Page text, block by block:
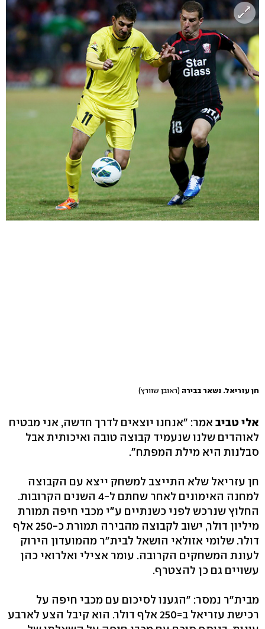
חן עזריאל. נשאר בבירה (ראובן שוורץ)
אלי טביבאמר: ״אנחנו יוצאים לדרך חדשה, אני מבטיח
לאוהדים שלנו שנעמיד קבוצה טובה ואיכותית אבל
סבלנות היא מילת המפתח".
חן עזריאל שלא התייצב למשחק ייצא עם הקבוצה
למחנה האימונים לאחר שחתם ל-4 השנים הקרובות.
החלוץ שנרכש לפני כשנתיים ע"י מכבי חיפה תמורת
מיליון דולר, ישוב לקבוצה מהבירה תמורת כ-250 אלף
דולר. שלומי אזולאי הושאל לבית"ר מהמועדון הירוק
לעונת המשחקים הקרובה. עומר אצילי ואלרואי כהן
עשויים גם כן להצטרף.
מבית"ר נמסר: "הגענו לסיכום עם מכבי חיפה על
רכישת עזריאל ב=250 אלף דולר. הוא קיבל הצע לארבע